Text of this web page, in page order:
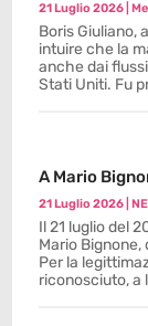
21 Luglio 2026 |
Boris Giuliano,
intuire che la
anche dai
Stati Uniti. Fu
A Mario
21 Luglio 2026 |
Il 21 luglio del
Mario Bignone,
Per la
riconosciuto, a